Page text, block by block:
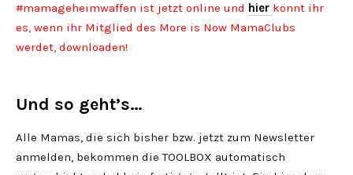
#mamageheimwaffen ist jetzt online und hier könnt ihr
es, wenn ihr Mitglied des More is Now MamaClubs
werdet, downloaden!
Und so geht’s…
Alle Mamas, die sich bisher bzw. jetzt zum Newsletter
anmelden, bekommen die TOOLBOX automatisch